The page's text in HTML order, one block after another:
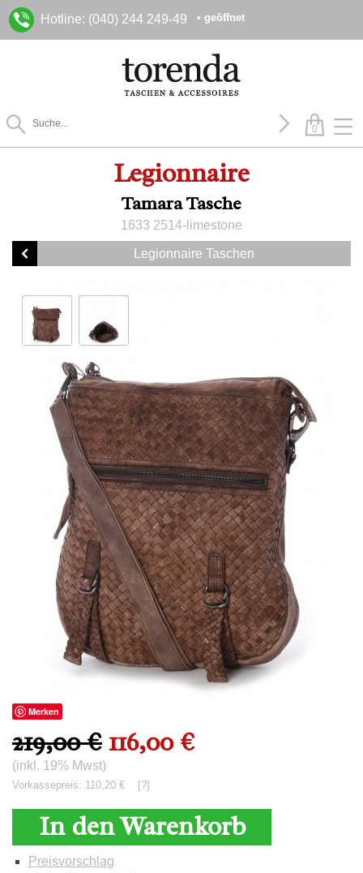
Hotline: (040) 244 249-49 • geöffnet
0
Legionnaire
Tamara Tasche
1633 2514-limestone
Legionnaire Taschen
Merken
219,00 € 116,00 €
(inkl. 19% Mwst)
Vorkassepreis: 110,20 € [?]
In den Warenkorb
Preisvorschlag